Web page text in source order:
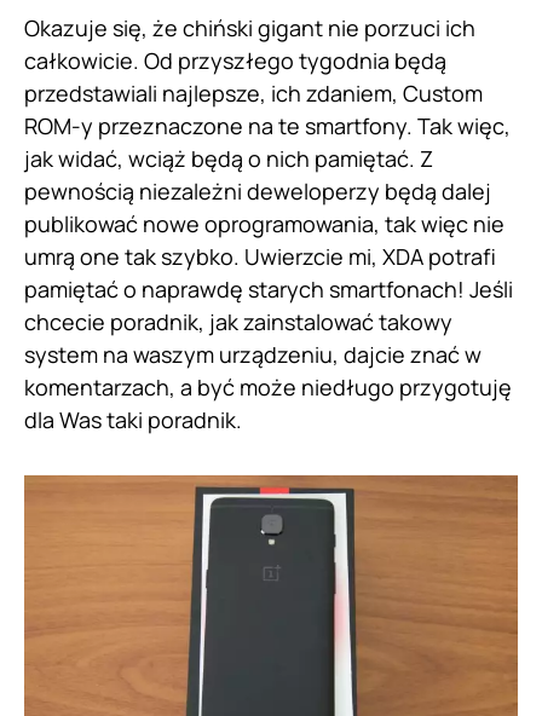
Okazuje się, że chiński gigant nie porzuci ich
całkowicie. Od przyszłego tygodnia będą
przedstawiali najlepsze, ich zdaniem, Custom
ROM-y przeznaczone na te smartfony. Tak więc,
jak widać, wciąż będą o nich pamiętać. Z
pewnością niezależni deweloperzy będą dalej
publikować nowe oprogramowania, tak więc nie
umrą one tak szybko. Uwierzcie mi, XDA potrafi
pamiętać o naprawdę starych smartfonach! Jeśli
chcecie poradnik, jak zainstalować takowy
system na waszym urządzeniu, dajcie znać w
komentarzach, a być może niedługo przygotuję
dla Was taki poradnik.